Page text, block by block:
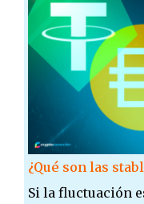
¿Qué son las
Si la fluctuación